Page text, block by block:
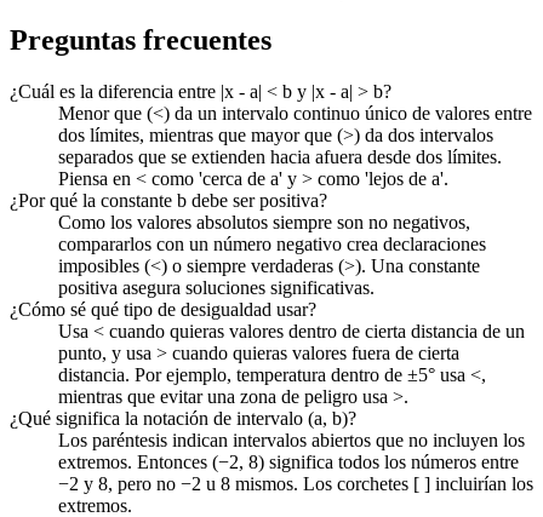
Preguntas frecuentes
¿Cuál es la diferencia entre |x - a| < b y |x - a| > b?
Menor que (<) da un intervalo continuo único de valores entre
dos límites, mientras que mayor que (>) da dos intervalos
separados que se extienden hacia afuera desde dos límites.
Piensa en < como 'cerca de a' y > como 'lejos de a'.
¿Por qué la constante b debe ser positiva?
Como los valores absolutos siempre son no negativos,
compararlos con un número negativo crea declaraciones
imposibles (<) o siempre verdaderas (>). Una constante
positiva asegura soluciones significativas.
¿Cómo sé qué tipo de desigualdad usar?
Usa < cuando quieras valores dentro de cierta distancia de un
punto, y usa > cuando quieras valores fuera de cierta
distancia. Por ejemplo, temperatura dentro de ±5° usa <,
mientras que evitar una zona de peligro usa >.
¿Qué significa la notación de intervalo (a, b)?
Los paréntesis indican intervalos abiertos que no incluyen los
extremos. Entonces (−2, 8) significa todos los números entre
−2 y 8, pero no −2 u 8 mismos. Los corchetes [ ] incluirían los
extremos.